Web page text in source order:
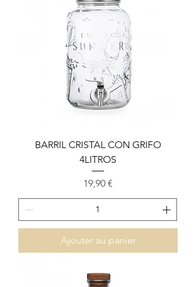
BARRIL CRISTAL CON GRIFO
4LITROS
Prix
19,90 €
Ajouter au panier